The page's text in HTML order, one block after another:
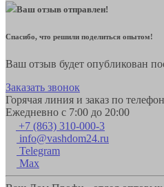
Ваш отзыв отправлен!
Спасибо, что решили поделиться опытом!
Ваш отзыв будет опубликован
Заказать звонок
Горячая линия и заказ по
Ежедневно с 7:00 до 20:00
+7 (863) 310-000-3
info@vashdom24.ru
Telegram
Max